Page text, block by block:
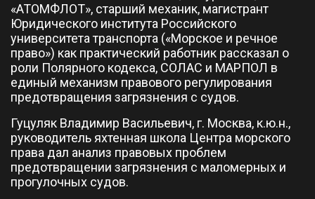
«АТОМФЛОТ», старший механик, магистрант
Юридического института Российского
университета транспорта («Морское и речное
право») как практический работник рассказал о
роли Полярного кодекса, СОЛАС и МАРПОЛ в
единый механизм правового регулирования
предотвращения загрязнения с судов.
Гуцуляк Владимир Васильевич, г. Москва, к.ю.н.,
руководитель яхтенная школа Центра морского
права дал анализ правовых проблем
предотвращении загрязнения с маломерных и
прогулочных судов.